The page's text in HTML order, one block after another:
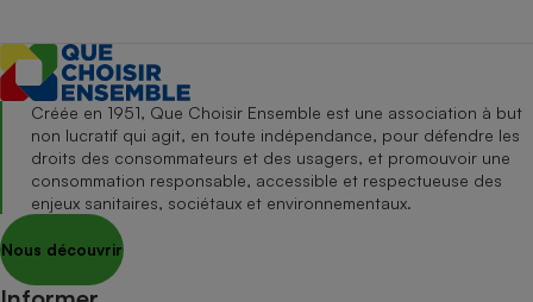
Créée en 1951, Que Choisir Ensemble est une association à but
non lucratif qui agit, en toute indépendance, pour défendre les
droits des consommateurs et des usagers, et promouvoir une
consommation responsable, accessible et respectueuse des
enjeux sanitaires, sociétaux et environnementaux.
Nous découvrir